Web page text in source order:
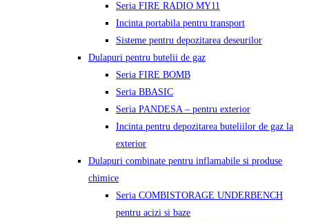
Seria FIRE RADIO MY11
Incinta portabila pentru transport
Sisteme pentru depozitarea deseurilor
Dulapuri pentru butelii de gaz
Seria FIRE BOMB
Seria BBASIC
Seria PANDESA – pentru exterior
Incinta pentru depozitarea buteliilor de gaz la
exterior
Dulapuri combinate pentru inflamabile si produse
chimice
Seria COMBISTORAGE UNDERBENCH
pentru acizi si baze